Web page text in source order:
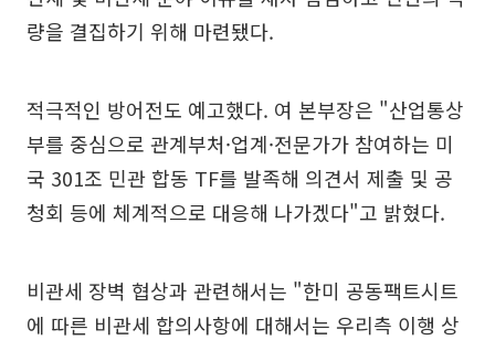
량을 결집하기 위해 마련됐다.
적극적인 방어전도 예고했다. 여 본부장은 "산업통상
부를 중심으로 관계부처·업계·전문가가 참여하는 미
국 301조 민관 합동 TF를 발족해 의견서 제출 및 공
청회 등에 체계적으로 대응해 나가겠다"고 밝혔다.
비관세 장벽 협상과 관련해서는 "한미 공동팩트시트
에 따른 비관세 합의사항에 대해서는 우리측 이행 상